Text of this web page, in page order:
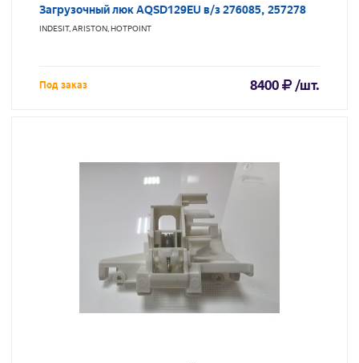
Загрузочный люк AQSD129EU в/з 276085, 257278
INDESIT, ARISTON, HOTPOINT
Под заказ 8400 /шт.